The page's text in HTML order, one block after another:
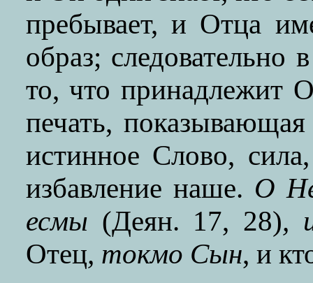
пребывает, и Отца
образ; следовательно
то, что принадлежит
печать,
истинное Слово,
избавление наше. О
есмы (Деян. 17, 28),
Отец, токмо Сын, и